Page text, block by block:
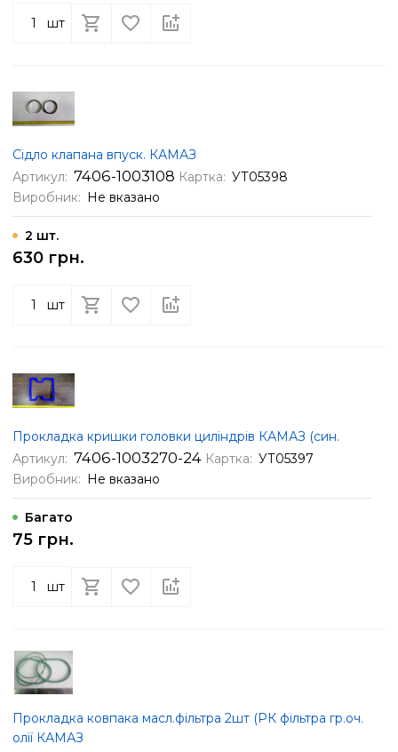
шт
Сідло клапана впуск. КАМАЗ
Артикул: 7406-1003108 Картка: УТ05398
Виробник:
Не вказано
2 шт.
630 грн.
шт
Прокладка кришки головки циліндрів КАМАЗ (син.
Артикул: 7406-1003270-24 Картка: УТ05397
Виробник:
Не вказано
Багато
75 грн.
шт
Прокладка ковпака масл.фільтра 2шт (РК фільтра гр.оч.
олії КАМАЗ